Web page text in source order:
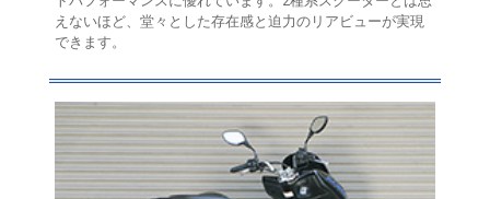
えないほど、堂々とした存在感と迫力のリアビューが実現
できます。